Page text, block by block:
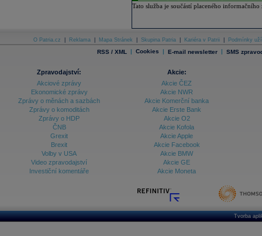
Tato služba je součástí placeného
O Patria.cz Reklama Mapa Stránek Skupina Patria Kariéra v Patrii Podmínky
RSS / XML | Cookies | E-mail newsletter | SMS
Zpravodajství:
Akciové zprávy
Ekonomické zprávy
Zprávy o měnách a sazbách
Zprávy o komoditách
Zprávy o HDP
ČNB
Grexit
Brexit
Volby v USA
Video zpravodajství
Investiční komentáře
Akcie:
Akcie ČEZ
Akcie NWR
Akcie Komerční banka
Akcie Erste Bank
Akcie O2
Akcie Kofola
Akcie Apple
Akcie Facebook
Akcie BMW
Akcie GE
Akcie Moneta
Tvorba